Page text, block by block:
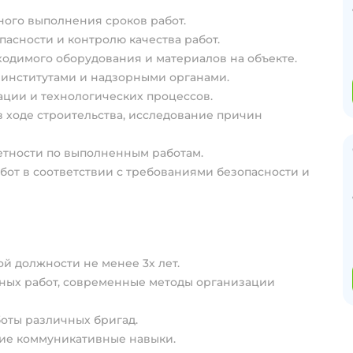
выполнения сроков работ.
и контролю качества работ.
оборудования и материалов на объекте.
и надзорными органами.
и технологических процессов.
строительства, исследование причин
по выполненным работам.
в соответствии с требованиями безопасности и
должности не менее 3х лет.
работ, современные методы организации
различных бригад.
коммуникативные навыки.